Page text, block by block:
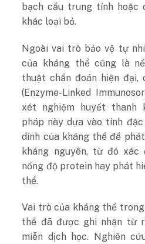
bạch cầu trung tính hoặc
khác loại bỏ.
Ngoài vai trò bảo vệ tự
của kháng thể cũng là
thuật chẩn đoán hiện đại,
(Enzyme-Linked
xét nghiệm huyết thanh
pháp này dựa vào tính
dính của kháng thể để
kháng nguyên, từ đó xác
nồng độ protein hay phát
thể.
Vai trò của kháng thể
thể đã được ghi nhận từ
miễn dịch học. Nghiên